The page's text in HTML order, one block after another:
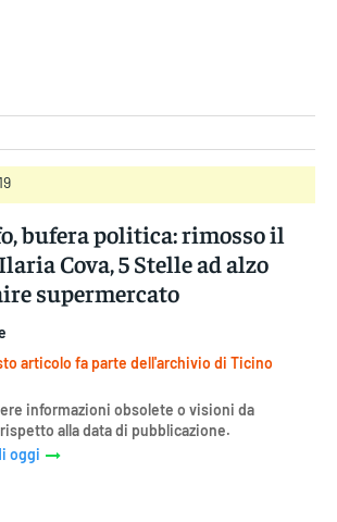
bufera politica: rimosso il
Cova, 5 Stelle ad alzo
supermercato
articolo fa parte dell'archivio di Ticino
informazioni obsolete o visioni da
alla data di pubblicazione.
oggi